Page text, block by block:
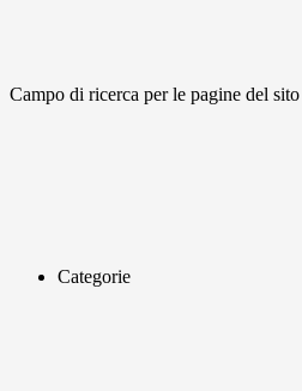
Campo di ricerca per le pagine del sito
Categorie